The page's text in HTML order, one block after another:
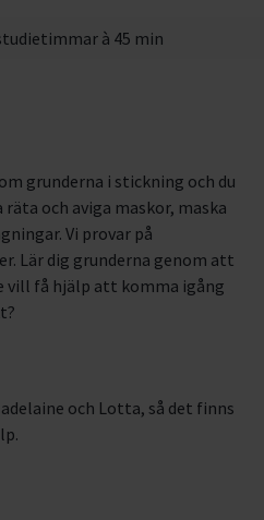
à 45 min
grunderna i stickning och du
och aviga maskor, maska
Vi provar på
Lär dig grunderna genom att
vill få hjälp att komma igång
och Lotta, så det finns